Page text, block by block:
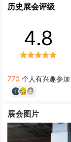
历史展会评级
4.8
770 个人有兴趣参加
展会图片